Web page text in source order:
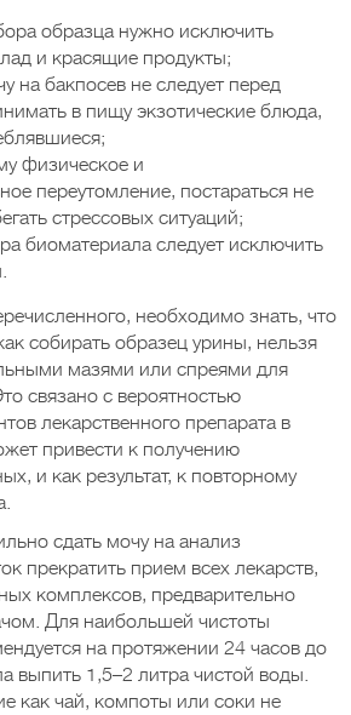
образца нужно исключить
и красящие продукты;
на бакпосев не следует перед
в пищу экзотические блюда,
физическое и
переутомление, постараться не
стрессовых ситуаций;
биоматериала следует исключить
необходимо знать, что
собирать образец урины, нельзя
мазями или спреями для
связано с вероятностью
лекарственного препарата в
привести к получению
и как результат, к повторному
сдать мочу на анализ
прекратить прием всех лекарств,
комплексов, предварительно
Для наибольшей чистоты
на протяжении 24 часов до
выпить 1,5–2 литра чистой воды.
как чай, компоты или соки не